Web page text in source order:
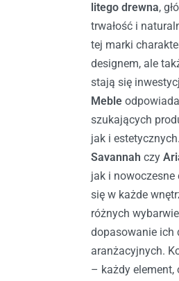
litego drewna,
trwałość i
tej marki
designem, ale
stają się
Meble
szukających
jak i
Savannah czy
jak i nowoczesne
się w każde
różnych
dopasowanie ich
aranżacyjnych.
– każdy element,